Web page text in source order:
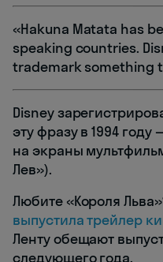
«Hakuna Matata has
speaking countries.
trademark something
Disney
эту фразу в 1994
на экраны
Лев»).
Любите «Короля
выпустила трейлер
Ленту обещают
следующего года.